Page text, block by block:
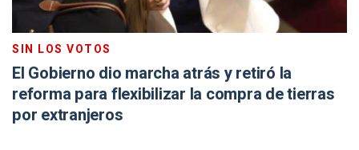
SIN LOS VOTOS
El Gobierno dio marcha atrás y retiró la
reforma para flexibilizar la compra de tierras
por extranjeros